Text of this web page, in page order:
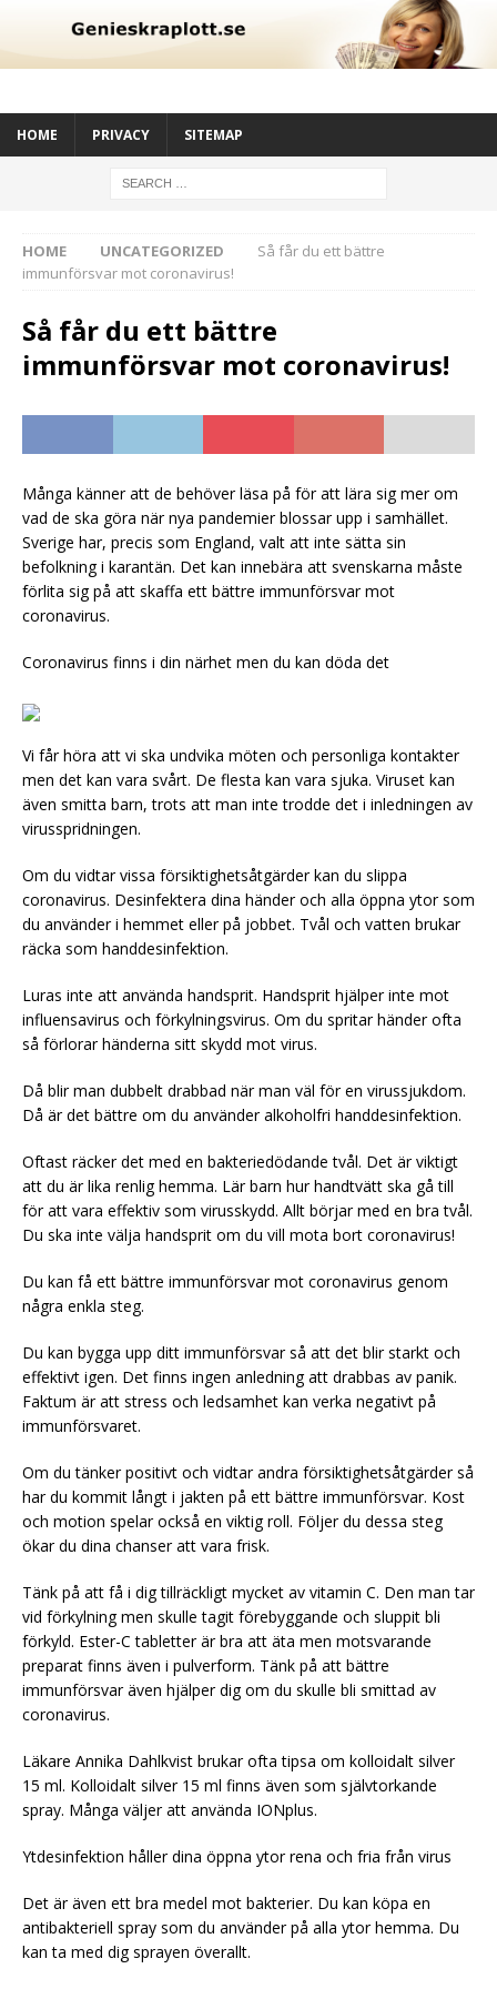
HOME PRIVACY SITEMAP
HOME UNCATEGORIZED
Så får du ett bättre
immunförsvar mot coronavirus!
Så får du ett bättre
immunförsvar mot coronavirus!
Många känner att de behöver läsa på för att lära sig mer om
vad de ska göra när nya pandemier blossar upp i samhället.
Sverige har, precis som England, valt att inte sätta sin
befolkning i karantän. Det kan innebära att svenskarna måste
förlita sig på att skaffa ett bättre immunförsvar mot
coronavirus.
Coronavirus finns i din närhet men du kan döda det
Vi får höra att vi ska undvika möten och personliga kontakter
men det kan vara svårt. De flesta kan vara sjuka. Viruset kan
även smitta barn, trots att man inte trodde det i inledningen av
virusspridningen.
Om du vidtar vissa försiktighetsåtgärder kan du slippa
coronavirus. Desinfektera dina händer och alla öppna ytor som
du använder i hemmet eller på jobbet. Tvål och vatten brukar
räcka som handdesinfektion.
Luras inte att använda handsprit. Handsprit hjälper inte mot
influensavirus och förkylningsvirus. Om du spritar händer ofta
så förlorar händerna sitt skydd mot virus.
Då blir man dubbelt drabbad när man väl för en virussjukdom.
Då är det bättre om du använder alkoholfri handdesinfektion.
Oftast räcker det med en bakteriedödande tvål. Det är viktigt
att du är lika renlig hemma. Lär barn hur handtvätt ska gå till
för att vara effektiv som virusskydd. Allt börjar med en bra tvål.
Du ska inte välja handsprit om du vill mota bort coronavirus!
Du kan få ett bättre immunförsvar mot coronavirus genom
några enkla steg.
Du kan bygga upp ditt immunförsvar så att det blir starkt och
effektivt igen. Det finns ingen anledning att drabbas av panik.
Faktum är att stress och ledsamhet kan verka negativt på
immunförsvaret.
Om du tänker positivt och vidtar andra försiktighetsåtgärder så
har du kommit långt i jakten på ett bättre immunförsvar. Kost
och motion spelar också en viktig roll. Följer du dessa steg
ökar du dina chanser att vara frisk.
Tänk på att få i dig tillräckligt mycket av vitamin C. Den man tar
vid förkylning men skulle tagit förebyggande och sluppit bli
förkyld. Ester-C tabletter är bra att äta men motsvarande
preparat finns även i pulverform. Tänk på att bättre
immunförsvar även hjälper dig om du skulle bli smittad av
coronavirus.
Läkare Annika Dahlkvist brukar ofta tipsa om kolloidalt silver
15 ml. Kolloidalt silver 15 ml finns även som självtorkande
spray. Många väljer att använda IONplus.
Ytdesinfektion håller dina öppna ytor rena och fria från virus
Det är även ett bra medel mot bakterier. Du kan köpa en
antibakteriell spray som du använder på alla ytor hemma. Du
kan ta med dig sprayen överallt.